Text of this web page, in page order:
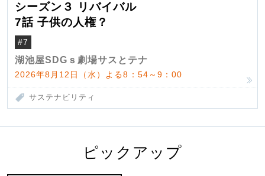
シーズン３ リバイバル
7話 子供の人権？
#7
湖池屋SDGｓ劇場サスとテナ
2026年8月12日（水）よる8：54～9：00
サステナビリティ
ピックアップ